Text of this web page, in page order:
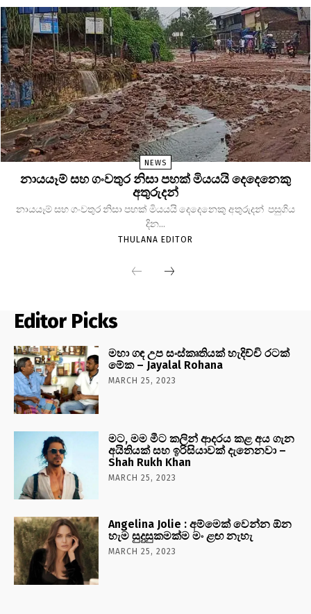
NEWS
නායයෑම් සහ ගංවතුර නිසා පහක් මියයයි දෙදෙනෙකු
අතුරුදන්
නායයෑම් සහ ගංවතුර නිසා පහක් මියයයි දෙදෙනෙකු අතුරුදන් පසුගිය
දින...
THULANA EDITOR
Editor Picks
මහා ගඳ උප සංස්කෘතියක් හැදිච්චි රටක්
මේක – Jayalal Rohana
MARCH 25, 2023
මට, මම මීට කලින් ආදරය කළ අය ගැන
අයිතියක් සහ ඉරිසියාවක් දැනෙනවා –
Shah Rukh Khan
MARCH 25, 2023
Angelina Jolie : අම්මෙක් වෙන්න ඕන
හැම සුදුසුකමක්ම මං ළඟ නැහැ
MARCH 25, 2023